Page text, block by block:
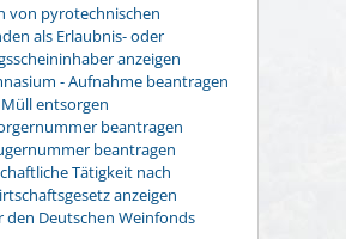
von pyrotechnischen
als Erlaubnis- oder
anzeigen
- Aufnahme beantragen
entsorgen
beantragen
beantragen
Tätigkeit nach
anzeigen
den Deutschen Weinfonds